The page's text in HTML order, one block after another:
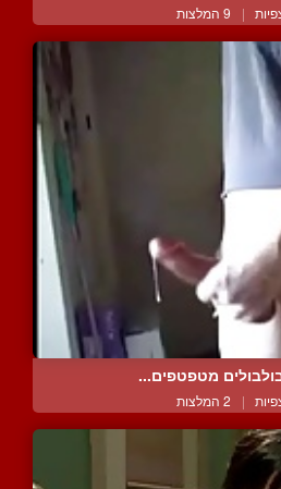
| 9 המלצות
מטפטפים...
| 2 המלצות